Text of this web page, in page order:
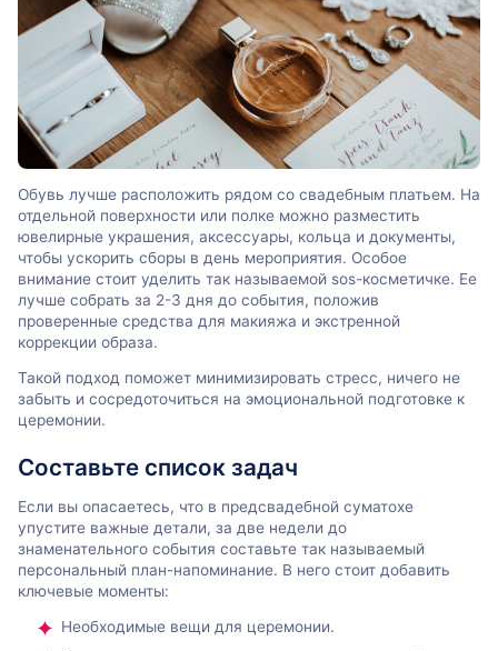
Обувь лучше расположить рядом со свадебным платьем. На
отдельной поверхности или полке можно разместить
ювелирные украшения, аксессуары, кольца и документы,
чтобы ускорить сборы в день мероприятия. Особое
внимание стоит уделить так называемой sos-косметичке. Ее
лучше собрать за 2-3 дня до события, положив
проверенные средства для макияжа и экстренной
коррекции образа.
Такой подход поможет минимизировать стресс, ничего не
забыть и сосредоточиться на эмоциональной подготовке к
церемонии.
Составьте список задач
Если вы опасаетесь, что в предсвадебной суматохе
упустите важные детали, за две недели до
знаменательного события составьте так называемый
персональный план-напоминание. В него стоит добавить
ключевые моменты:
Необходимые вещи для церемонии.